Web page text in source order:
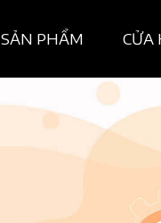
SẢN PHẨM CỬA